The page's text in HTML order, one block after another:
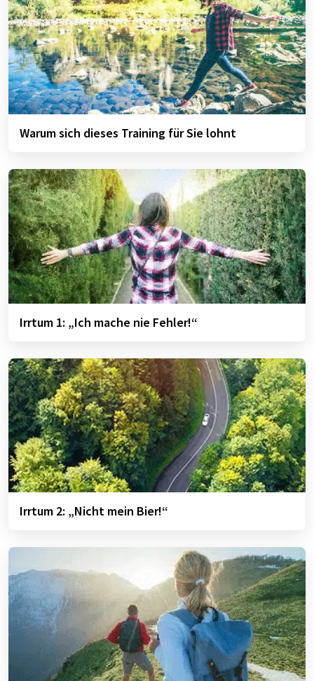
Warum sich dieses Training für Sie lohnt
Irrtum 1: „Ich mache nie Fehler!“
Irrtum 2: „Nicht mein Bier!“